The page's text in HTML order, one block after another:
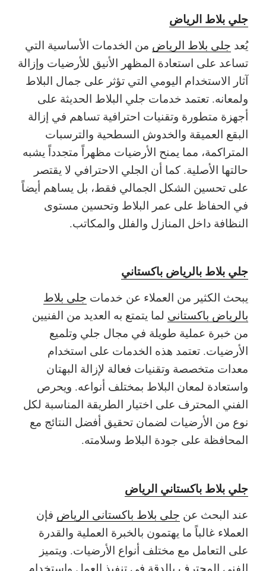
جلي بلاط الرياض
يُعد جلي بلاط الرياض من الخدمات الأساسية التي
تساعد على استعادة المظهر الأنيق للأرضيات وإزالة
آثار الاستخدام اليومي التي تؤثر على جمال البلاط
ولمعانه. تعتمد خدمات جلي البلاط الحديثة على
أجهزة متطورة وتقنيات احترافية تساهم في إزالة
البقع العميقة والخدوش السطحية والترسبات
المتراكمة، مما يمنح الأرضيات مظهراً متجدداً يشبه
حالتها الأصلية. كما أن الجلي الاحترافي لا يقتصر
على تحسين الشكل الجمالي فقط، بل يساهم أيضاً
في الحفاظ على عمر البلاط وتحسين مستوى
النظافة داخل المنازل والفلل والمكاتب.
جلي بلاط بالرياض باكستاني
يبحث الكثير من العملاء عن خدمات جلي بلاط
بالرياض باكستاني لما يتمتع به العديد من الفنيين
من خبرة عملية طويلة في مجال جلي وتلميع
الأرضيات. تعتمد هذه الخدمات على استخدام
معدات متخصصة وتقنيات فعالة لإزالة البهتان
واستعادة لمعان البلاط بمختلف أنواعه. ويحرص
الفني المحترف على اختيار الطريقة المناسبة لكل
نوع من الأرضيات لضمان تحقيق أفضل النتائج مع
المحافظة على جودة البلاط وسلامته.
جلي بلاط باكستاني الرياض
عند البحث عن جلي بلاط باكستاني الرياض فإن
العملاء غالباً ما يهتمون بالخبرة العملية والقدرة
على التعامل مع مختلف أنواع الأرضيات. ويتميز
الفني المحترف بالدقة في تنفيذ العمل واستخدام